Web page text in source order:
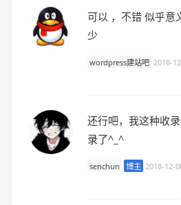
可以 ，不错 似乎意
少
wordpress建站吧 2018-
还行吧，我这种收
录了^_^
senchun 博主 2018-12-